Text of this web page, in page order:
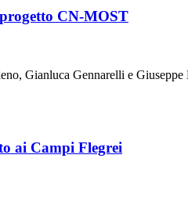
CN-MOST
Gianluca Gennarelli e Giuseppe
ai Campi Flegrei